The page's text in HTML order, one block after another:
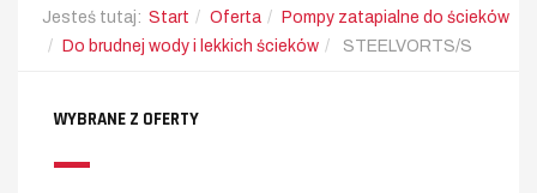
Jesteś tutaj: Start Oferta
Pompy zatapialne do ścieków
Do brudnej wody i lekkich ścieków
STEELVORTS/S
WYBRANE Z OFERTY